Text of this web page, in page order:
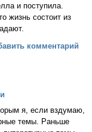
и поступила.
жизнь состоит из
комментарий
я, если вздумаю,
темы. Раньше